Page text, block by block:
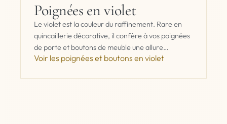
Poignées en violet
Le violet est la couleur du raffinement. Rare en
quincaillerie décorative, il confère à vos poignées
de porte et boutons de meuble une allure
singulière, entre luxe discret…
Voir les poignées et boutons en violet